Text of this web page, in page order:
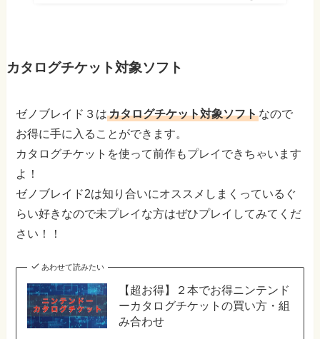
カタログチケット対象ソフト
ゼノブレイド３はカタログチケット対象ソフトなので
お得に手に入ることができます。
カタログチケットを使って前作もプレイできちゃいます
よ！
ゼノブレイド2は知り合いにオススメしまくっているぐ
らい好きなので未プレイな方はぜひプレイしてみてくだ
さい！！
あわせて読みたい
【超お得】２本でお得ニンテンド
ーカタログチケットの買い方・組
み合わせ